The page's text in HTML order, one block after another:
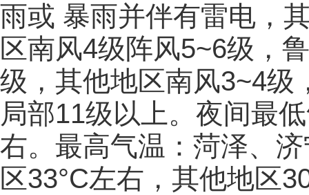
雨或 暴雨并伴有雷电，
区南风4级阵风5~6级，
级，其他地区南风3~4级
局部11级以上。夜间最
右。最高气温：菏泽、
区33°C左右，其他地区